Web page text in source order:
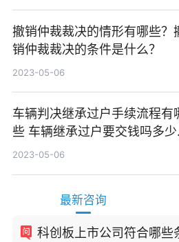
撤销仲裁裁决的情形有哪些？
销仲裁裁决的条件是什么？
2023-05-06
车辆判决继承过户手续流程有
些 车辆继承过户要交钱吗多少
钱？
2023-05-06
最新咨询
科创板上市公司符合哪些